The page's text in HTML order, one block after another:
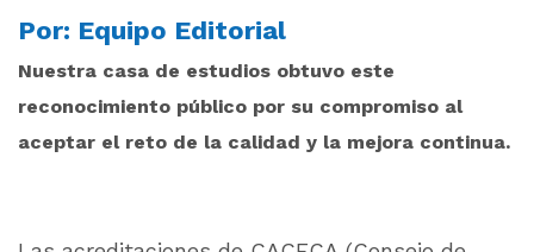
Por: Equipo Editorial
Nuestra casa de estudios obtuvo este
reconocimiento público por su compromiso al
aceptar el reto de la calidad y la mejora continua.